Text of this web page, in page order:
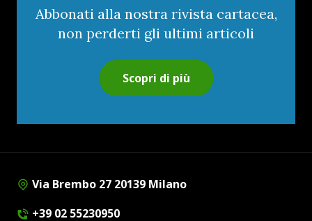
Abbonati alla nostra rivista cartacea,
non perderti gli ultimi articoli
Scopri di più
Via Brembo 27 20139 Milano
+39 02 55230950